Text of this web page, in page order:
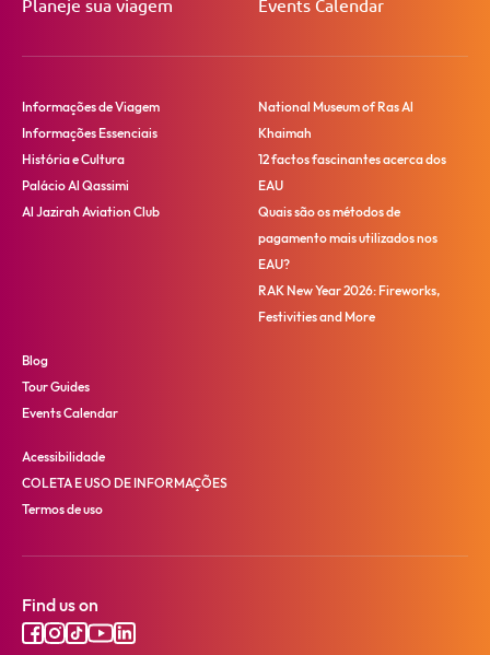
Planeje sua viagem
Events Calendar
Informações de Viagem
Informações Essenciais
História e Cultura
Palácio Al Qassimi
Al Jazirah Aviation Club
National Museum of Ras Al
Khaimah
12 factos fascinantes acerca dos
EAU
Quais são os métodos de
pagamento mais utilizados nos
EAU?
RAK New Year 2026: Fireworks,
Festivities and More
Blog
Tour Guides
Events Calendar
Acessibilidade
COLETA E USO DE INFORMAÇÕES
Termos de uso
Find us on